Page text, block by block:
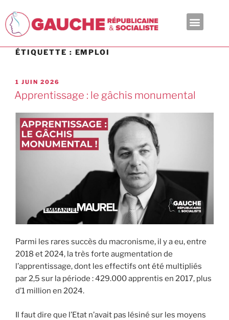
ÉTIQUETTE : EMPLOI
1 JUIN 2026
Apprentissage : le gâchis monumental
Parmi les rares succès du macronisme, il y a eu, entre
2018 et 2024, la très forte augmentation de
l’apprentissage, dont les effectifs ont été multipliés
par 2,5 sur la période : 429.000 apprentis en 2017, plus
d’1 million en 2024.
Il faut dire que l’Etat n’avait pas lésiné sur les moyens